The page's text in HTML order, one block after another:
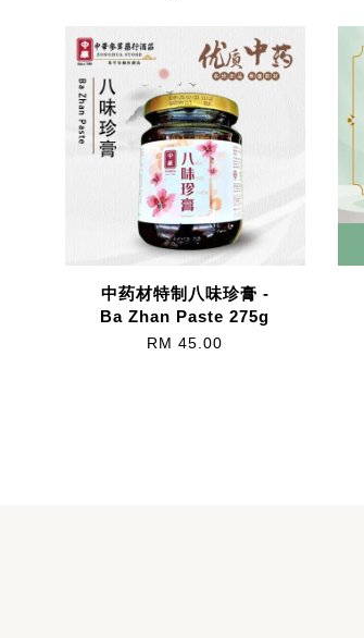
中药材特制八味珍膏 -
Ba Zhan Paste 275g
RM 45.00